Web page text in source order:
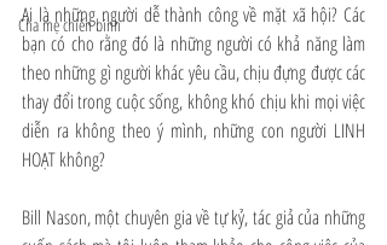
Cha mẹ chiến binh
Ai là những người dễ thành công về mặt xã hội? Các
bạn có cho rằng đó là những người có khả năng làm
theo những gì người khác yêu cầu, chịu đựng được các
thay đổi trong cuộc sống, không khó chịu khi mọi việc
diễn ra không theo ý mình, những con người LINH
HOẠT không?
Bill Nason, một chuyên gia về tự kỷ, tác giả của những